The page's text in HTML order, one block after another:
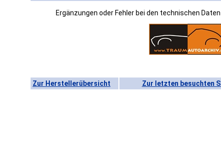
Ergänzungen oder Fehler bei den technischen
Zur Herstellerübersicht Zur letzten besuchten